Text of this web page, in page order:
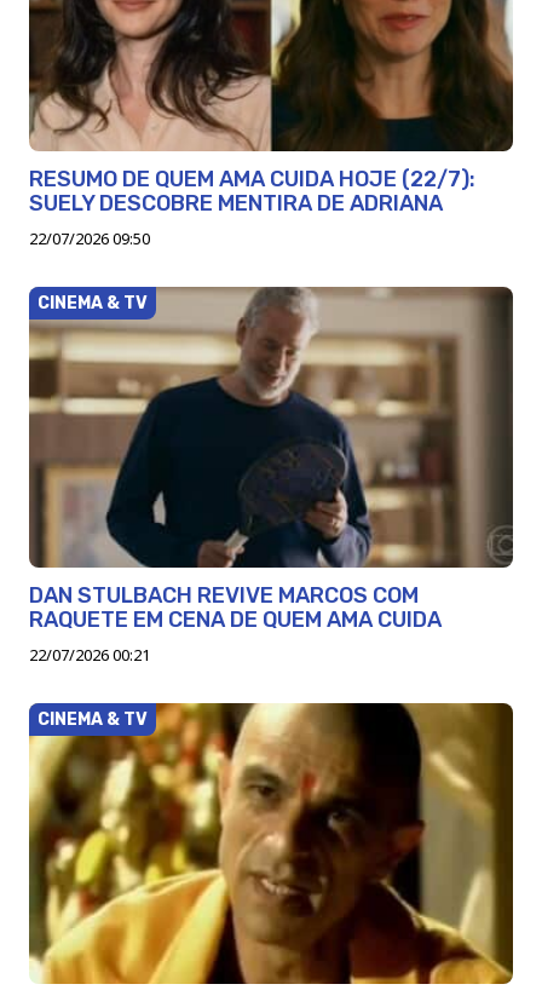
RESUMO DE QUEM AMA CUIDA HOJE (22/7):
SUELY DESCOBRE MENTIRA DE ADRIANA
22/07/2026 09:50
CINEMA & TV
DAN STULBACH REVIVE MARCOS COM
RAQUETE EM CENA DE QUEM AMA CUIDA
22/07/2026 00:21
CINEMA & TV